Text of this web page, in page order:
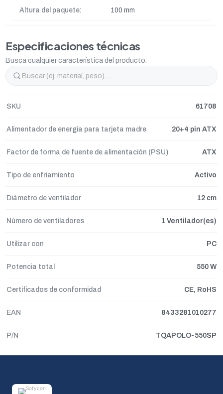
Altura del paquete: 100 mm
Especificaciones técnicas
Busca cualquier característica del producto.
SKU 61708
Alimentador de energía para tarjeta madre 20+4 pin ATX
Factor de forma de fuente de alimentación (PSU) ATX
Tipo de enfriamiento Activo
Diámetro de ventilador 12 cm
Número de ventiladores 1 Ventilador(es)
Utilizar con PC
Potencia total 550 W
Certificados de conformidad CE, RoHS
EAN 8433281010277
P/N TQAPOLO-550SP